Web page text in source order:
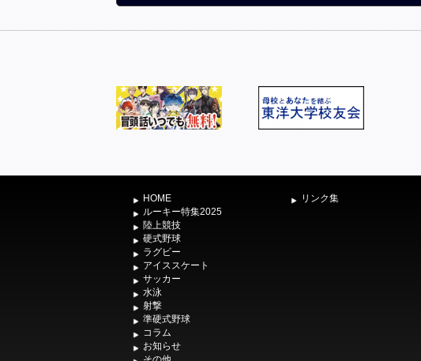
HOME
ルーキー特集2025
陸上競技
硬式野球
ラグビー
アイススケート
サッカー
水泳
射撃
準硬式野球
コラム
お知らせ
リンク集